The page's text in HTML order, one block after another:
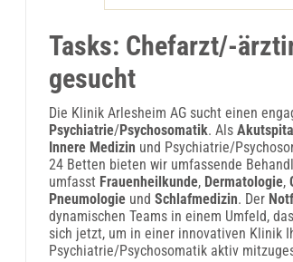
Tasks: Chefarzt/-
gesucht
Die Klinik Arlesheim AG sucht einen
Psychiatrie/Psychosomatik. Als
Innere Medizin und Psychiatrie/
24 Betten bieten wir umfassende
umfasst Frauenheilkunde, Dermatologie,
Pneumologieund Schlafmedizin. Der
dynamischen Teams in einem Umfeld,
sich jetzt, um in einer innovativen Klinik
Psychiatrie/Psychosomatik aktiv